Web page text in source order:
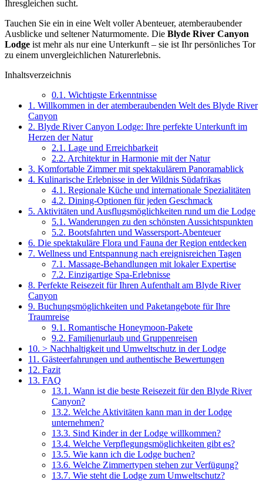
Ihresgleichen sucht.
Tauchen Sie ein in eine Welt voller Abenteuer, atemberaubender
Ausblicke und seltener Naturmomente. Die Blyde River Canyon
Lodge ist mehr als nur eine Unterkunft – sie ist Ihr persönliches Tor
zu einem unvergleichlichen Naturerlebnis.
Inhaltsverzeichnis
0.1. Wichtigste Erkenntnisse
1. Willkommen in der atemberaubenden Welt des Blyde River
Canyon
2. Blyde River Canyon Lodge: Ihre perfekte Unterkunft im
Herzen der Natur
2.1. Lage und Erreichbarkeit
2.2. Architektur in Harmonie mit der Natur
3. Komfortable Zimmer mit spektakulärem Panoramablick
4. Kulinarische Erlebnisse in der Wildnis Südafrikas
4.1. Regionale Küche und internationale Spezialitäten
4.2. Dining-Optionen für jeden Geschmack
5. Aktivitäten und Ausflugsmöglichkeiten rund um die Lodge
5.1. Wanderungen zu den schönsten Aussichtspunkten
5.2. Bootsfahrten und Wassersport-Abenteuer
6. Die spektakuläre Flora und Fauna der Region entdecken
7. Wellness und Entspannung nach ereignisreichen Tagen
7.1. Massage-Behandlungen mit lokaler Expertise
7.2. Einzigartige Spa-Erlebnisse
8. Perfekte Reisezeit für Ihren Aufenthalt am Blyde River
Canyon
9. Buchungsmöglichkeiten und Paketangebote für Ihre
Traumreise
9.1. Romantische Honeymoon-Pakete
9.2. Familienurlaub und Gruppenreisen
10. > Nachhaltigkeit und Umweltschutz in der Lodge
11. Gästeerfahrungen und authentische Bewertungen
12. Fazit
13. FAQ
13.1. Wann ist die beste Reisezeit für den Blyde River
Canyon?
13.2. Welche Aktivitäten kann man in der Lodge
unternehmen?
13.3. Sind Kinder in der Lodge willkommen?
13.4. Welche Verpflegungsmöglichkeiten gibt es?
13.5. Wie kann ich die Lodge buchen?
13.6. Welche Zimmertypen stehen zur Verfügung?
13.7. Wie steht die Lodge zum Umweltschutz?